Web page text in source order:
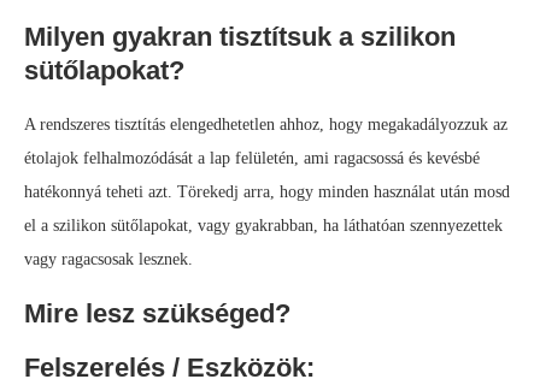
Milyen gyakran tisztítsuk a szilikon
sütőlapokat?
A rendszeres tisztítás elengedhetetlen ahhoz, hogy megakadályozzuk az
étolajok felhalmozódását a lap felületén, ami ragacsossá és kevésbé
hatékonnyá teheti azt. Törekedj arra, hogy minden használat után mosd
el a szilikon sütőlapokat, vagy gyakrabban, ha láthatóan szennyezettek
vagy ragacsosak lesznek.
Mire lesz szükséged?
Felszerelés / Eszközök: